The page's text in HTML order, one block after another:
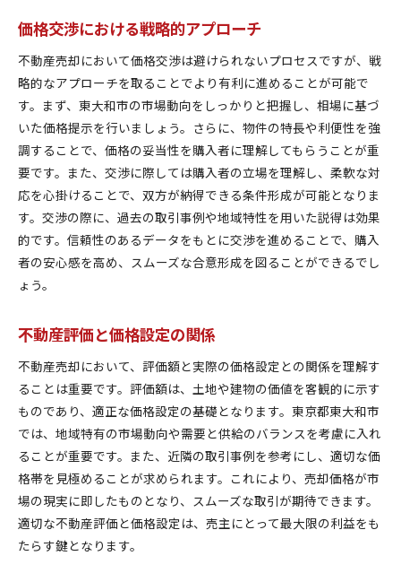
実践的なアプローチで東京都東大和市の不動産価値を
最大化
効果的なマーケティング戦略の構築
物件の価値を高めるリノベーションの提案
市場価値を高めるためのブランディング
顧客満足度向上のためのアフターサービス
価値最大化のためのコスト管理
投資家向けプレゼンテーションのポイント
デジタルツールを活用した不動産売却の新しい集客戦
略
バーチャルツアーの活用とその効果
デジタル広告でのターゲティング戦略
データ分析を活用した顧客管理
AIを使用した価格予測モデルの活用
空き家再利用プランを通じて不動産の価値を高める方
法
空き家活用のメリットとデメリット
地域社会とのコラボレーション事例
空き家を魅力的にするリノベーションアイデア
価格交渉における戦略的アプローチ
不動産売却において価格交渉は避けられないプロセスですが、戦
略的なアプローチを取ることでより有利に進めることが可能で
す。まず、東大和市の市場動向をしっかりと把握し、相場に基づ
いた価格提示を行いましょう。さらに、物件の特長や利便性を強
調することで、価格の妥当性を購入者に理解してもらうことが重
要です。また、交渉に際しては購入者の立場を理解し、柔軟な対
応を心掛けることで、双方が納得できる条件形成が可能となりま
す。交渉の際に、過去の取引事例や地域特性を用いた説得は効果
的です。信頼性のあるデータをもとに交渉を進めることで、購入
者の安心感を高め、スムーズな合意形成を図ることができるでし
ょう。
不動産評価と価格設定の関係
不動産売却において、評価額と実際の価格設定との関係を理解す
ることは重要です。評価額は、土地や建物の価値を客観的に示す
ものであり、適正な価格設定の基礎となります。東京都東大和市
では、地域特有の市場動向や需要と供給のバランスを考慮に入れ
ることが重要です。また、近隣の取引事例を参考にし、適切な価
格帯を見極めることが求められます。これにより、売却価格が市
場の現実に即したものとなり、スムーズな取引が期待できます。
適切な不動産評価と価格設定は、売主にとって最大限の利益をも
たらす鍵となります。